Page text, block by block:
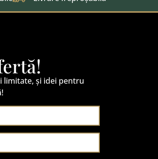
limitate, și idei pentru